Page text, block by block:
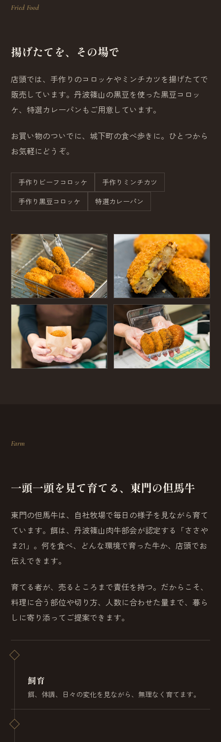
Fried Food
揚げたてを、その場で
店頭では、手作りのコロッケやミンチカツを揚げたてで
販売しています。丹波篠山の黒豆を使った黒豆コロッ
ケ、特選カレーパンもご用意しています。
お買い物のついでに、城下町の食べ歩きに。ひとつから
お気軽にどうぞ。
手作りビーフコロッケ
手作りミンチカツ
手作り黒豆コロッケ
特選カレーパン
Farm
一頭一頭を見て育てる、東門の但馬牛
東門の但馬牛は、自社牧場で毎日の様子を見ながら育て
ています。餌は、丹波篠山肉牛部会が認定する「ささや
ま21」。何を食べ、どんな環境で育った牛か、店頭でお
伝えできます。
育てる者が、売るところまで責任を持つ。だからこそ、
料理に合う部位や切り方、人数に合わせた量まで、暮ら
しに寄り添ってご提案できます。
飼育
餌、体調、日々の変化を見ながら、無理なく育てます。